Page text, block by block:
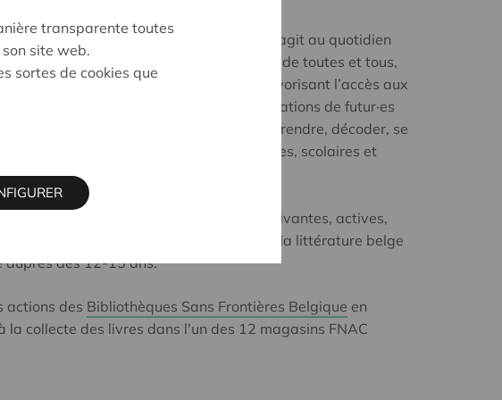
Bibliothèques Sans Frontières Belgique agit au quotidien
l’accès à la lecture et à la connaissance de toutes et tous,
âge. En stimulant le langage et en favorisant l’accès aux
contribuent à faire des jeunes générations de futur·es
éclairé·es et épanoui·es ; capable de comprendre, décoder, se
et se préparer aux exigences sociales, scolaires et
qu’ils et elles vont rencontrer.
le Prix Victor, un ensemble d'initiatives vivantes, actives,
rayonnantes pour promouvoir la lecture et la littérature belge
auprès des 12-15 ans.
actions des Bibliothèques Sans Frontières Belgique en
la collecte des livres dans l'un des 12 magasins FNAC
transparente toutes
site web.
sortes de cookies que